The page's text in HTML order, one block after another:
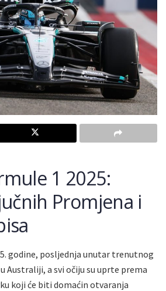
1 2025:
Promjena i
godine, posljednja unutar trenutnog
Australiji, a svi očiju su uprte prema
koji će biti domaćin otvaranja